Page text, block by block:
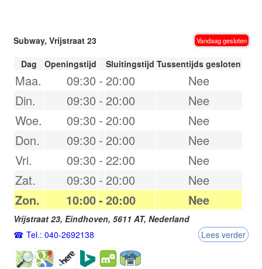
Subway, Vrijstraat 23 Vandaag gesloten
Dag Openingstijd Sluitingstijd Tussentijds gesloten
Maa. 09:30 - 20:00
Nee
Din.
09:30 - 20:00
Nee
Woe.
09:30 - 20:00
Nee
Don.
09:30 - 20:00
Nee
Vri.
09:30 - 22:00
Nee
Zat.
09:30 - 20:00
Nee
Zon.
10:00- 20:00 Nee
Vrijstraat 23, Eindhoven, 5611 AT, Nederland
Tel.: 040-2692138
Lees verder